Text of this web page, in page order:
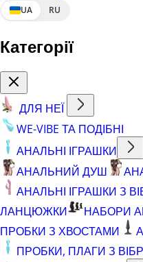
UA RU
Категорії
ДЛЯ НЕЇ
WE-VIBE ТА ПОДІБНІ
АНАЛЬНІ ІГРАШКИ
АНАЛЬНИЙ ДУШ
АНАЛЬНІ ІГРАШКИ З
ЛАНЦЮЖКИ
НАБОРИ
ПРОБКИ З ХВОСТАМИ
ПРОБКИ, ПЛАГИ З